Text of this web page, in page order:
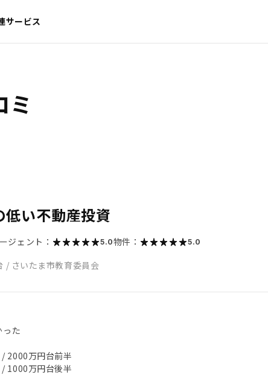
サービス
ミ
い不動産投資
ジェント： 5.0物件： 5.0
/ さいたま市教育委員会
った
2000万円台前半
1000万円台後半